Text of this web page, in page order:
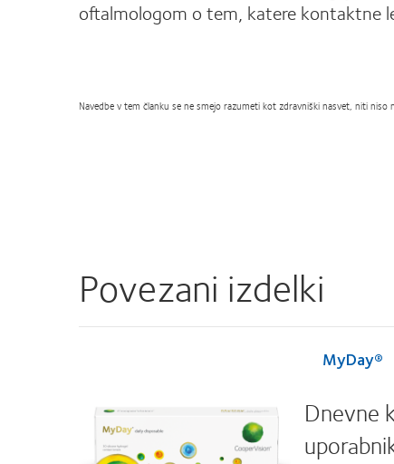
oftalmologom o tem, katere kontaktne
Navedbe v tem članku se ne smejo razumeti kot zdravniški nasvet, niti
Povezani izdelki
MyDay®
Dnevne